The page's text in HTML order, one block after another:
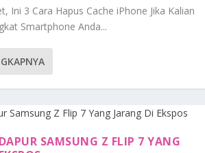
Ini 3 Cara Hapus Cache iPhone Jika Kalian
Smartphone Anda...
SAMSUNG Z FLIP 7 YANG